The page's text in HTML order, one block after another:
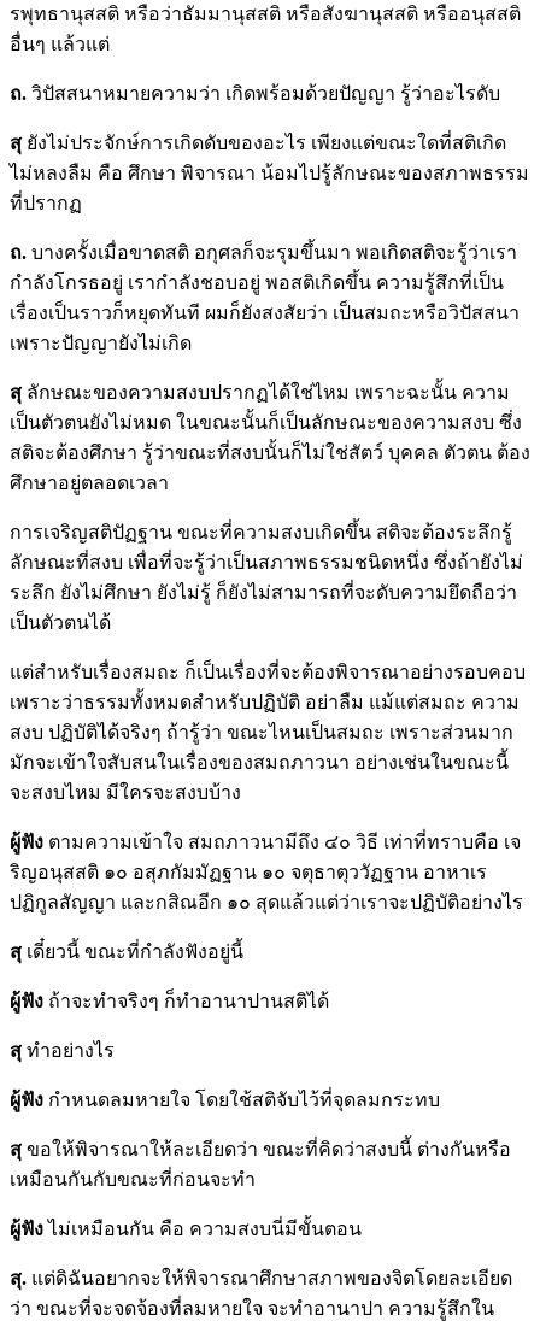
รพุทธานุสสติ หรือว่าธัมมานุสสติ หรือสังฆานุสสติ หรืออนุสสติ
อื่นๆ แล้วแต่
ถ. วิปัสสนาหมายความว่า เกิดพร้อมด้วยปัญญา รู้ว่าอะไรดับ
สุ ยังไม่ประจักษ์การเกิดดับของอะไร เพียงแต่ขณะใดที่สติเกิด
ไม่หลงลืม คือ ศึกษา พิจารณา น้อมไปรู้ลักษณะของสภาพธรรม
ที่ปรากฏ
ถ. บางครั้งเมื่อขาดสติ อกุศลก็จะรุมขึ้นมา พอเกิดสติจะรู้ว่าเรา
กำลังโกรธอยู่ เรากำลังชอบอยู่ พอสติเกิดขึ้น ความรู้สึกที่เป็น
เรื่องเป็นราวก็หยุดทันที ผมก็ยังสงสัยว่า เป็นสมถะหรือวิปัสสนา
เพราะปัญญายังไม่เกิด
สุ ลักษณะของความสงบปรากฏได้ใช่ไหม เพราะฉะนั้น ความ
เป็นตัวตนยังไม่หมด ในขณะนั้นก็เป็นลักษณะของความสงบ ซึ่ง
สติจะต้องศึกษา รู้ว่าขณะที่สงบนั้นก็ไม่ใช่สัตว์ บุคคล ตัวตน ต้อง
ศึกษาอยู่ตลอดเวลา
การเจริญสติปัฏฐาน ขณะที่ความสงบเกิดขึ้น สติจะต้องระลึกรู้
ลักษณะที่สงบ เพื่อที่จะรู้ว่าเป็นสภาพธรรมชนิดหนึ่ง ซึ่งถ้ายังไม่
ระลึก ยังไม่ศึกษา ยังไม่รู้ ก็ยังไม่สามารถที่จะดับความยึดถือว่า
เป็นตัวตนได้
แต่สำหรับเรื่องสมถะ ก็เป็นเรื่องที่จะต้องพิจารณาอย่างรอบคอบ
เพราะว่าธรรมทั้งหมดสำหรับปฏิบัติ อย่าลืม แม้แต่สมถะ ความ
สงบ ปฏิบัติได้จริงๆ ถ้ารู้ว่า ขณะไหนเป็นสมถะ เพราะส่วนมาก
มักจะเข้าใจสับสนในเรื่องของสมถภาวนา อย่างเช่นในขณะนี้
จะสงบไหม มีใครจะสงบบ้าง
ผู้ฟัง ตามความเข้าใจ สมถภาวนามีถึง ๔๐ วิธี เท่าที่ทราบคือ เจ
ริญอนุสสติ ๑๐ อสุภกัมมัฏฐาน ๑๐ จตุธาตุววัฏฐาน อาหาเร
ปฏิกูลสัญญา และกสิณอีก ๑๐ สุดแล้วแต่ว่าเราจะปฏิบัติอย่างไร
สุ เดี๋ยวนี้ ขณะที่กำลังฟังอยู่นี้
ผู้ฟัง ถ้าจะทำจริงๆ ก็ทำอานาปานสติได้
สุ ทำอย่างไร
ผู้ฟัง กำหนดลมหายใจ โดยใช้สติจับไว้ที่จุดลมกระทบ
สุ ขอให้พิจารณาให้ละเอียดว่า ขณะที่คิดว่าสงบนี้ ต่างกันหรือ
เหมือนกันกับขณะที่ก่อนจะทำ
ผู้ฟังไม่เหมือนกัน คือ ความสงบนี่มีขั้นตอน
สุ. แต่ดิฉันอยากจะให้พิจารณาศึกษาสภาพของจิตโดยละเอียด
ว่า ขณะที่จะจดจ้องที่ลมหายใจ จะทำอานาปา ความรู้สึกใน